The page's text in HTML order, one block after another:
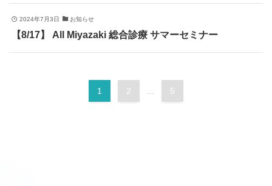
2024年7月3日 お知らせ
【8/17】 All Miyazaki 総合診療 サマーセミナー
1 2 5